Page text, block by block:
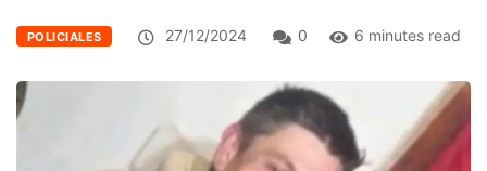
POLICIALES 27/12/2024 0 6 minutes read